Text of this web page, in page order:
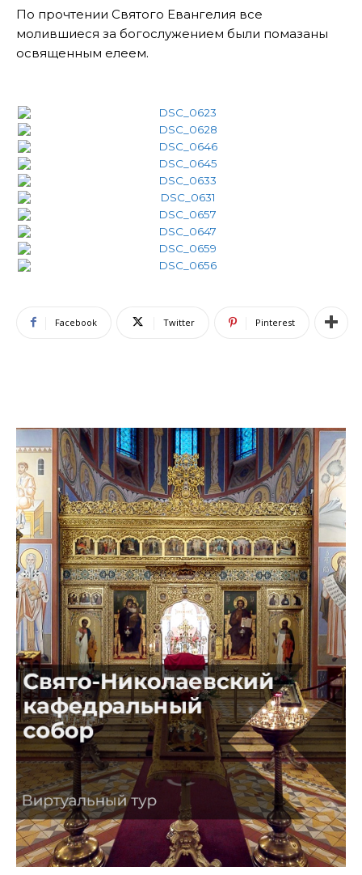
По прочтении Святого Евангелия все
молившиеся за богослужением были помазаны
освященным елеем.
Facebook Twitter Pinterest